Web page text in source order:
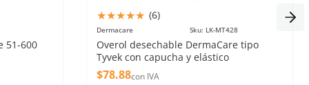
51-600
★★★★★ (6)
Dermacare Sku: LK-MT428
Overol desechable DermaCare tipo
Tyvek con capucha y elástico
$78.88con IVA